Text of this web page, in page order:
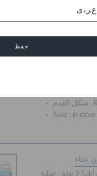
حفظ
الانتعال
أكثر إحكامًا
الجفاف
شكل القدم :
Sole :
عناء
لا تقلق. عملية